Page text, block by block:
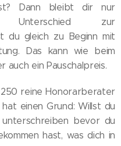
Dann bleibt dir nur
zur
du gleich zu Beginn mit
Das kann wie beim
auch ein Pauschalpreis.
reine Honorarberater
einen Grund: Willst du
bevor du
hast, was dich in